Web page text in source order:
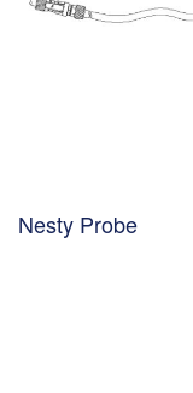
Nesty Probe